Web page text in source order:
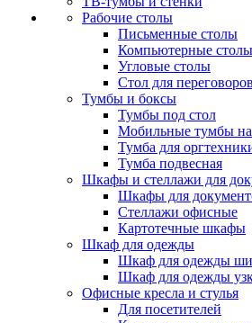
Рабочие столы
Письменные столы
Компьютерные столы
Угловые столы
Стол для переговоров
Тумбы и боксы
Тумбы под стол
Мобильные тумбы на
Тумба для
Тумба подвесная
Шкафы и стеллажи для
Шкафы для
Стеллажи офисные
Картотечные шкафы
Шкаф для одежды
Шкаф для одежды
Шкаф для одежды
Офисные кресла и стулья
Для посетителей